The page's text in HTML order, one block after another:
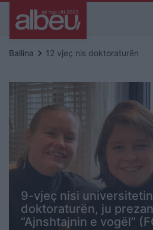
Ballina keyboard_arrow_right 12 vjeç nis doktoraturën
9-vjeç nisi
doktoraturën, ju
“Ajnshtajnin e vogël”